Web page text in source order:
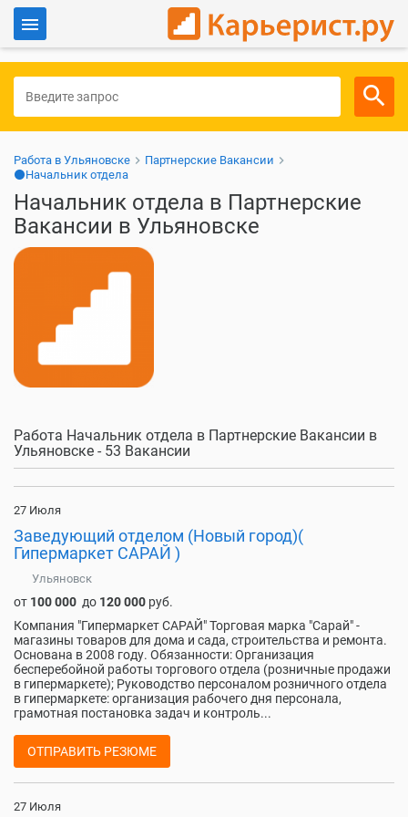
Для работодателей
Работа в Ульяновске
Партнерские Вакансии
⚫Начальник отдела
Начальник отдела в Партнерские
Вакансии в Ульяновске
Работа Начальник отдела в Партнерские Вакансии в
Ульяновске - 53 Вакансии
27 Июля
Заведующий отделом (Новый город)(
Гипермаркет САРАЙ )
Ульяновск
от 100 000 до 120 000 руб.
Компания "Гипермаркет САРАЙ" Торговая марка "Сарай" -
магазины товаров для дома и сада, строительства и ремонта.
Основана в 2008 году. Обязанности: Организация
бесперебойной работы торгового отдела (розничные продажи
в гипермаркете); Руководство персоналом розничного отдела
в гипермаркете: организация рабочего дня персонала,
грамотная постановка задач и контроль...
ОТПРАВИТЬ РЕЗЮМЕ
27 Июля